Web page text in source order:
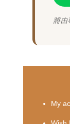
將由
My